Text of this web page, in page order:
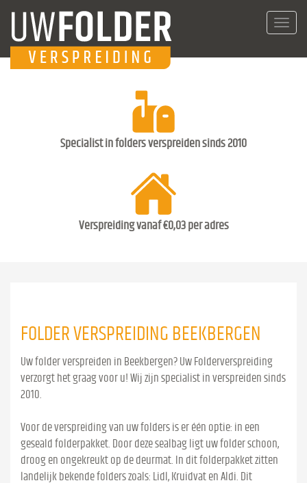
Specialist in folders verspreiden sinds 2010
Verspreiding vanaf €0,03 per adres
FOLDER VERSPREIDING BEEKBERGEN
Uw folder verspreiden in Beekbergen? Uw Folderverspreiding
verzorgt het graag voor u! Wij zijn specialist in verspreiden sinds
2010.
Voor de verspreiding van uw folders is er één optie: in een
geseald folderpakket. Door deze sealbag ligt uw folder schoon,
droog en ongekreukt op de deurmat. In dit folderpakket zitten
landelijk bekende folders zoals: Lidl, Kruidvat en Aldi. Dit